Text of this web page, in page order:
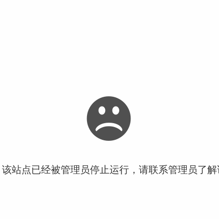
站点已经被管理员停止运行，请联系管理员了